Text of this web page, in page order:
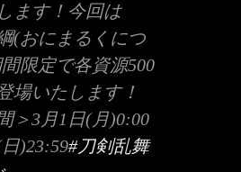
ます！今回は
(おにまるくにつ
限定で各資源500
場いたします！
＞3月1日(月)0:00
)23:59#刀剣乱舞